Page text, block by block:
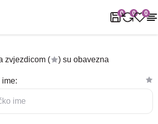
0 0 0
zvjezdicom ( ) su obavezna